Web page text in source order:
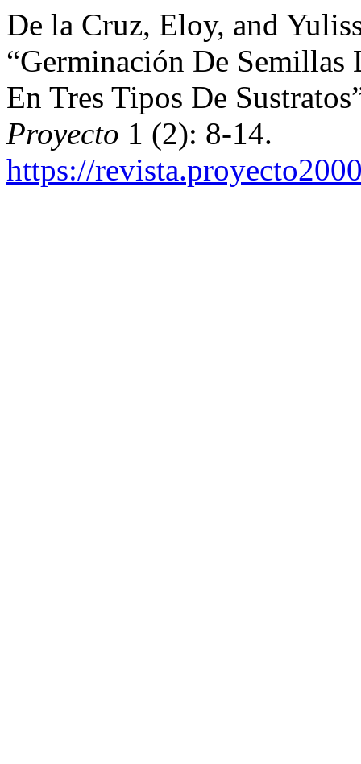
De la Cruz, Eloy, and
“Germinación De Semillas
En Tres Tipos De
Proyecto 1 (2): 8-14.
https://